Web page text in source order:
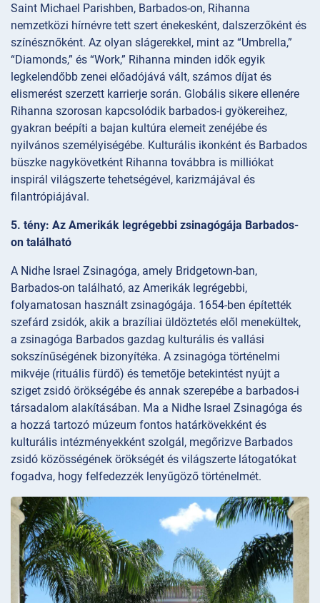
Saint Michael Parishben, Barbados-on, Rihanna
nemzetközi hírnévre tett szert énekesként, dalszerzőként és
színésznőként. Az olyan slágerekkel, mint az “Umbrella,”
“Diamonds,” és “Work,” Rihanna minden idők egyik
legkelendőbb zenei előadójává vált, számos díjat és
elismerést szerzett karrierje során. Globális sikere ellenére
Rihanna szorosan kapcsolódik barbados-i gyökereihez,
gyakran beépíti a bajan kultúra elemeit zenéjébe és
nyilvános személyiségébe. Kulturális ikonként és Barbados
büszke nagykövetként Rihanna továbbra is milliókat
inspirál világszerte tehetségével, karizmájával és
filantrópiájával.
5. tény: Az Amerikák legrégebbi zsinagógája Barbados-
on található
A Nidhe Israel Zsinagóga, amely Bridgetown-ban,
Barbados-on található, az Amerikák legrégebbi,
folyamatosan használt zsinagógája. 1654-ben építették
szefárd zsidók, akik a brazíliai üldöztetés elől menekültek,
a zsinagóga Barbados gazdag kulturális és vallási
sokszínűségének bizonyítéka. A zsinagóga történelmi
mikvéje (rituális fürdő) és temetője betekintést nyújt a
sziget zsidó örökségébe és annak szerepébe a barbados-i
társadalom alakításában. Ma a Nidhe Israel Zsinagóga és
a hozzá tartozó múzeum fontos határkövekként és
kulturális intézményekként szolgál, megőrizve Barbados
zsidó közösségének örökségét és világszerte látogatókat
fogadva, hogy felfedezzék lenyűgöző történelmét.